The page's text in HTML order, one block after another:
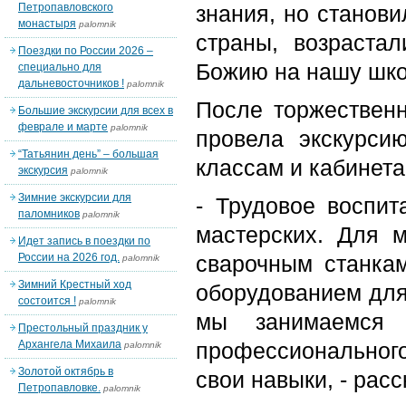
знания, но
страны,
Божию на нашу
После
провела
классам и
- Трудовое
мастерских. Для
сварочным
оборудованием
мы
свои навыки, -
Петропавловского
монастыря palomnik
Поездки по России 2026 –
специально для
дальневосточников ! palomnik
Большие экскурсии для всех в
феврале и марте palomnik
“Татьянин день” – большая
экскурсия palomnik
Зимние экскурсии для
паломников palomnik
Идет запись в поездки по
России на 2026 год. palomnik
Зимний Крестный ход
состоится ! palomnik
Престольный праздник у
Архангела Михаила palomnik
Золотой октябрь в
Петропавловке. palomnik